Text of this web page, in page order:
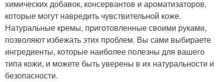
химических добавок, консервантов и ароматизаторов,
которые могут навредить чувствительной коже.
Натуральные кремы, приготовленные своими руками,
позволяют избежать этих проблем. Вы сами выбираете
ингредиенты, которые наиболее полезны для вашего
типа кожи, и можете быть уверены в их натуральности и
безопасности.